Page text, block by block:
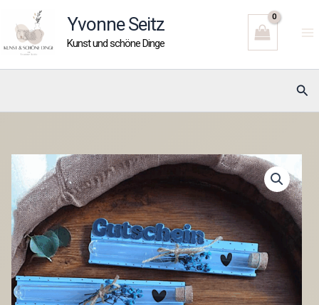
Inhalt
springen
Yvonne Seitz
Kunst und schöne Dinge